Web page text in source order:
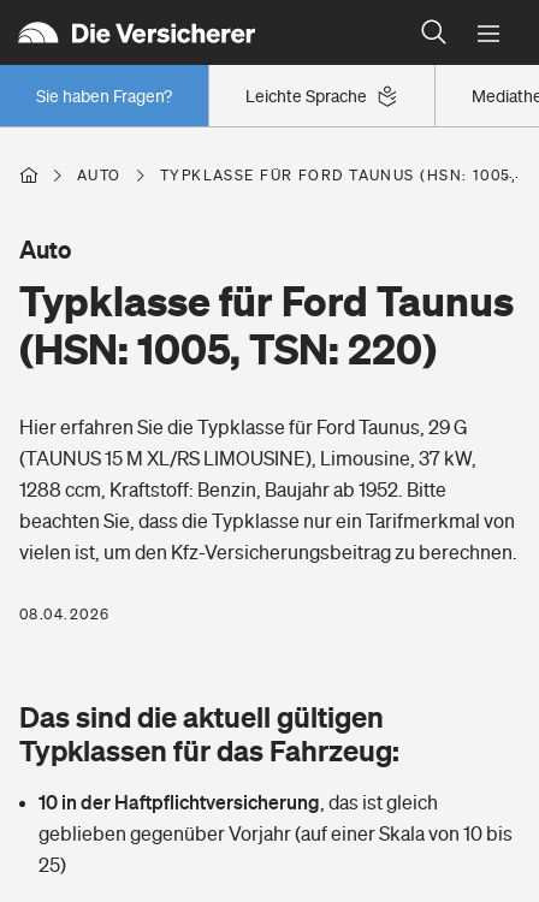
Leichte Sprache
Sie haben Fragen?
Wer versichert was: Jetzt Versicherer finden
Regionalklassen: So ist Ihre Region eingestuft
Wer versichert was: Jetzt Versicherer finden
Berufsunfähigkeitsversicherung
Erwerbsunfähigkeitsversicherung
Grundfähigkeitsversicherung
Arbeitsrechtsschutz
Berufshaftpflichtversicherung
Zur Übersicht
Tools
Wer versichert was: Jetzt Versicherer finden
Wohnen
Glasversicherung
Mietkautionsversicherung
Freizeit
Pri­vate Haft­pflicht­
Kinderunfall­ver­si­che­rung
Kinderinvalidität
Gesundheit
Private Krankenversicherung
Dread-Disease-Versicherung
Tierkrankenversicherung
Zur Übersicht
AUTO TYPKLASSE FÜR FORD TAUNUS (HSN: 1005,
Typklasse für Ford Taunus
(HSN: 1005, TSN: 220)
Auto
Hier erfahren Sie die Typklasse für Ford Taunus, 29 G
(TAUNUS 15 M XL/RS LIMOUSINE), Limousine, 37 kW,
1288 ccm, Kraftstoff: Benzin, Baujahr ab 1952. Bitte
beachten Sie, dass die Typklasse nur ein Tarifmerkmal von
vielen ist, um den Kfz-Versicherungsbeitrag zu berechnen.
08.04.2026
Das sind die aktuell gültigen
Typklassen für das Fahrzeug:
10 in der Haftpflichtversicherung das ist gleich
geblieben gegenüber Vorjahr (auf einer Skala von 10 bis
25)